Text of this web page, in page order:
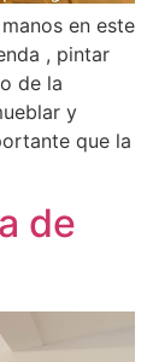
en este
, pintar
de la
y
que la
de